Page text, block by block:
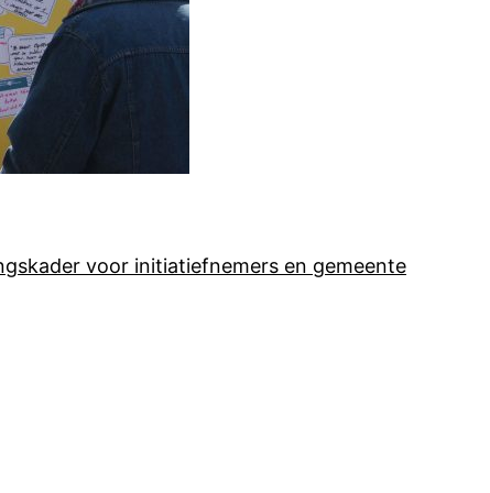
voor initiatiefnemers en gemeente